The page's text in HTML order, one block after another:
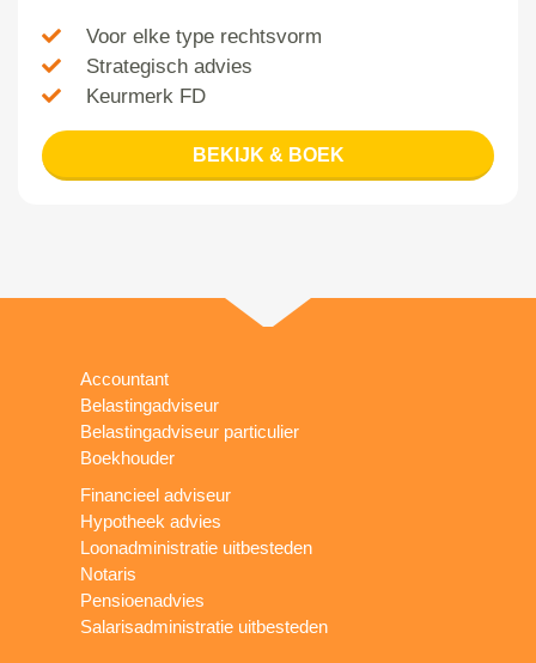
Voor elke type rechtsvorm
Strategisch advies
Keurmerk FD
BEKIJK & BOEK
Accountant
Belastingadviseur
Belastingadviseur particulier
Boekhouder
Financieel adviseur
Hypotheek advies
Loonadministratie uitbesteden
Notaris
Pensioenadvies
Salarisadministratie uitbesteden